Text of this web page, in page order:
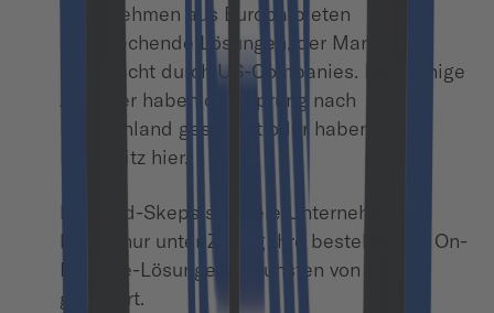
Unternehmen aus Europa bieten
entsprechende Lösungen, der Markt wird
beherrscht durch US-Companies. Nur wenige
Anbieter haben den Sprung nach
Deutschland geschafft oder haben ihren
Hauptsitz hier.
b) Cloud-Skepsis – Viele Unternehmen
haben nur unter Zwang ihre bestehenden On-
Premise-Lösungen zugunsten von SaaS
geändert.